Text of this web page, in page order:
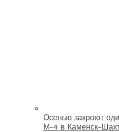
Осенью закроют
М-4 в Каменск-